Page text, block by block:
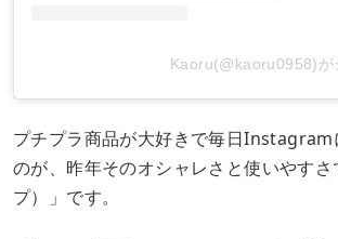
Kaoru(@kaoru0958)が
プチプラ商品が大好きで毎日
のが、昨年そのオシャレさと使いやす
プ）」です。